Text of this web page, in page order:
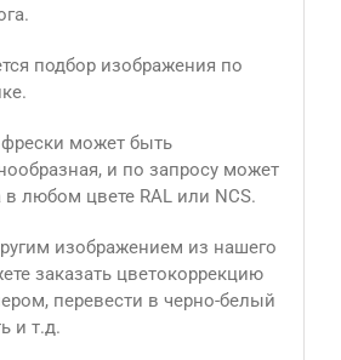
подбор изображения по
может быть
и по запросу может
любом цвете RAL или NCS.
изображением из нашего
заказать цветокоррекцию
перевести в черно-белый
и т.д.